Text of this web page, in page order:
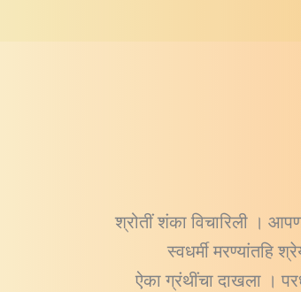
श्रोतीं शंका विचारिली ।
स्वधर्मी मरण्यांतहि
ऐका ग्रंथींचा दाखला ।